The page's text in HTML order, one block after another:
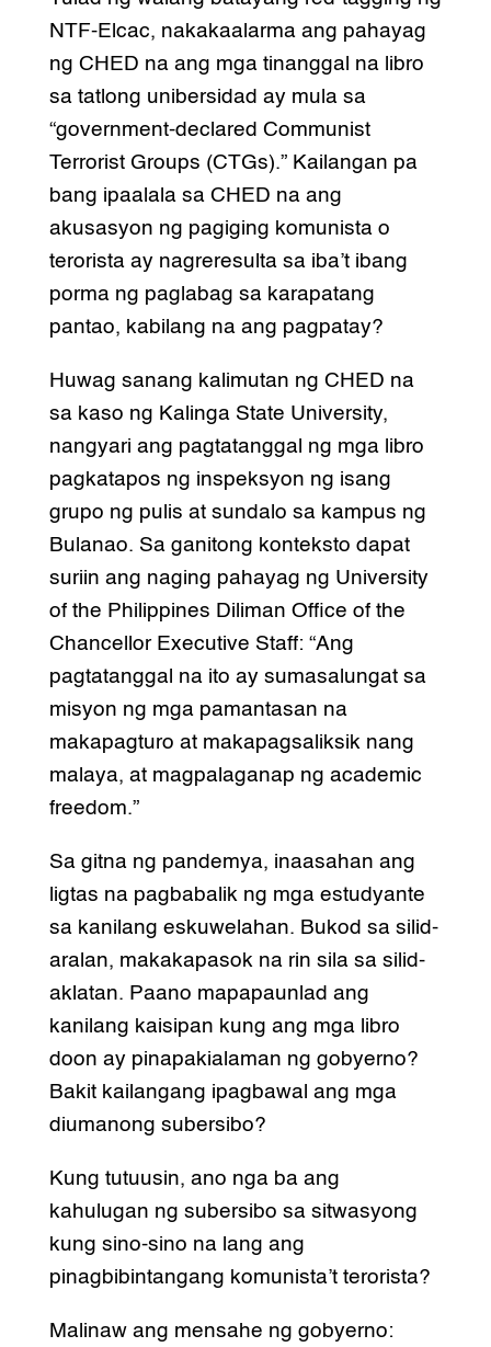
NTF-Elcac, nakakaalarma ang pahayag
ng CHED na ang mga tinanggal na libro
sa tatlong unibersidad ay mula sa
“government-declared Communist
Terrorist Groups (CTGs).” Kailangan pa
bang ipaalala sa CHED na ang
akusasyon ng pagiging komunista o
terorista ay nagreresulta sa iba’t ibang
porma ng paglabag sa karapatang
pantao, kabilang na ang pagpatay?
Huwag sanang kalimutan ng CHED na
sa kaso ng Kalinga State University,
nangyari ang pagtatanggal ng mga libro
pagkatapos ng inspeksyon ng isang
grupo ng pulis at sundalo sa kampus ng
Bulanao. Sa ganitong konteksto dapat
suriin ang naging pahayag ng University
of the Philippines Diliman Office of the
Chancellor Executive Staff: “Ang
pagtatanggal na ito ay sumasalungat sa
misyon ng mga pamantasan na
makapagturo at makapagsaliksik nang
malaya, at magpalaganap ng academic
freedom.”
Sa gitna ng pandemya, inaasahan ang
ligtas na pagbabalik ng mga estudyante
sa kanilang eskuwelahan. Bukod sa silid-
aralan, makakapasok na rin sila sa silid-
aklatan. Paano mapapaunlad ang
kanilang kaisipan kung ang mga libro
doon ay pinapakialaman ng gobyerno?
Bakit kailangang ipagbawal ang mga
diumanong subersibo?
Kung tutuusin, ano nga ba ang
kahulugan ng subersibo sa sitwasyong
kung sino-sino na lang ang
pinagbibintangang komunista’t terorista?
Malinaw ang mensahe ng gobyerno: